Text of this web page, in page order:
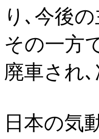
り､今後
その一方
廃車され
日本の気